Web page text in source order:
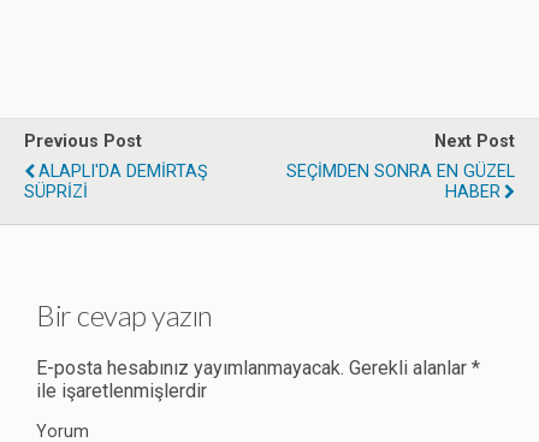
Previous Post
ALAPLI'DA DEMİRTAŞ
SÜPRİZİ
Next Post
SEÇİMDEN SONRA EN GÜZEL
HABER
Bir cevap yazın
E-posta hesabınız yayımlanmayacak. Gerekli alanlar *
ile işaretlenmişlerdir
Yorum